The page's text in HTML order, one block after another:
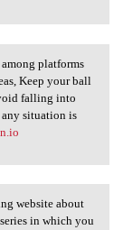
platforms
Keep your ball
falling into
any situation is
website about
in which you